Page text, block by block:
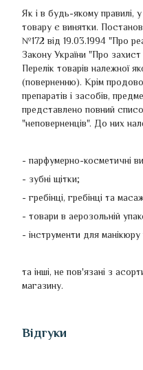
Як і в будь-якому правилі,
товару є винятки.
№172 від 19.03.1994 "Про
Закону України "Про
Перелік товарів належної
(поверненню). Крім
препаратів і засобів,
представлено повний
"неповерненців". До них
- парфумерно-косметичні
- зубні щітки;
- гребінці, гребінці та
- товари в аерозольній
- інструменти для
та інші, не пов'язані з
магазину.
Відгуки